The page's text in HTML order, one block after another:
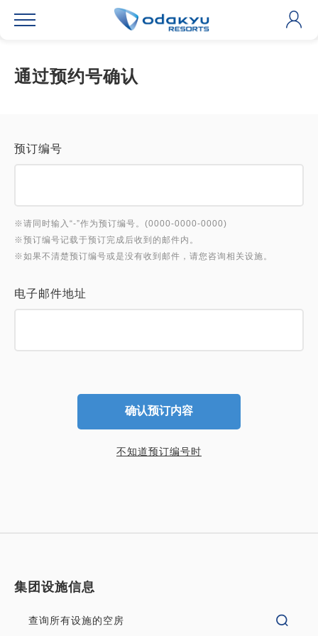
通过预约号确认
预订编号
※请同时输入“-”作为预订编号。(0000-0000-0000)
※预订编号记载于预订完成后收到的邮件内。
※如果不清楚预订编号或是没有收到邮件，请您咨询相关设施。
电子邮件地址
确认预订内容
不知道预订编号时
集团设施信息
查询所有设施的空房